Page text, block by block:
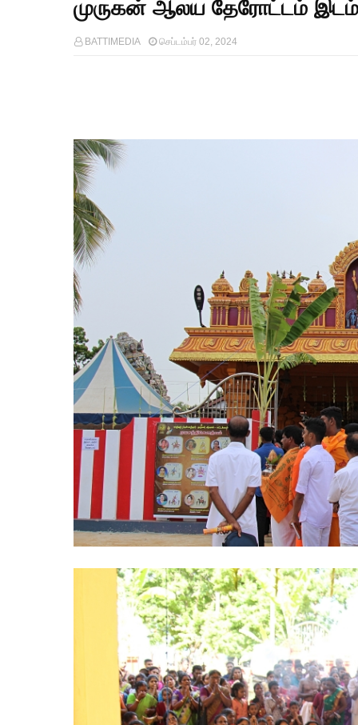
முருகன் ஆலய தேரோட்டம்
BATTIMEDIA செப்டம்பர் 02, 2024